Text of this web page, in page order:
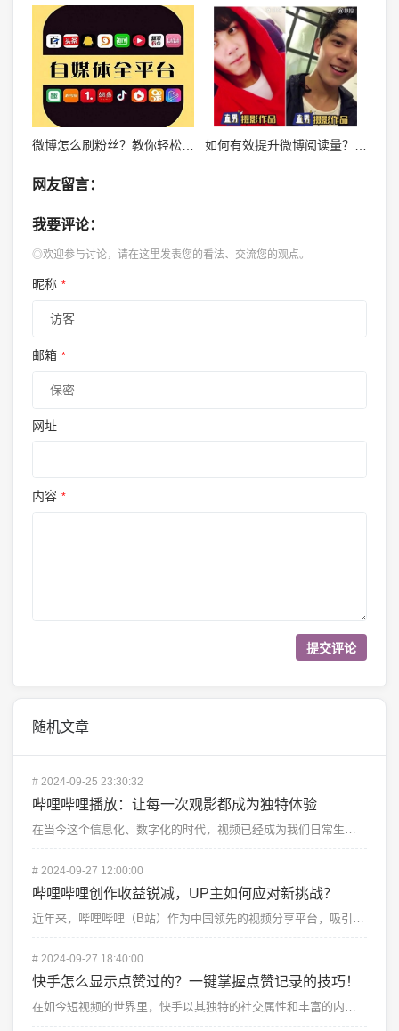
微博怎么刷粉丝？教你轻松涨粉的方法
网友留言：
我要评论：
◎欢迎参与讨论，请在这里发表您的看法、交流您的观点。
昵称 *
邮箱 *
网址
内容 *
随机文章
# 2024-09-25 23:30:32
哔哩哔哩播放：让每一次观影都成为独特体验
在当今这个信息化、数字化的时代，视频已经成为我们日常生活中不可或缺的一部分。从热门电视剧到精彩的动漫...
# 2024-09-27 12:00:00
哔哩哔哩创作收益锐减，UP主如何应对新挑战？
# 2024-09-27 18:40:00
快手怎么显示点赞过的？一键掌握点赞记录的技巧！
在如今短视频的世界里，快手以其独特的社交属性和丰富的内容赢得了众多用户的青睐。在使用快手时，我们常常...